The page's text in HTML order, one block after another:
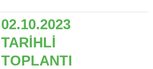
02.10.2023
TARİHLİ
TOPLANTI